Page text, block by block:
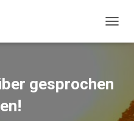
A
A
gesprochen